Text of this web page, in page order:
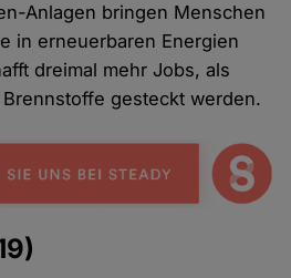
Anlagen bringen Menschen
in erneuerbaren Energien
dreimal mehr Jobs, als
gesteckt werden.